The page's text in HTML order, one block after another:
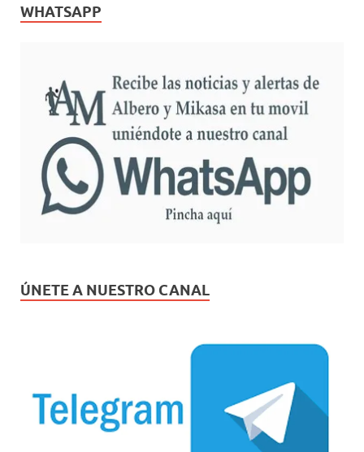
WHATSAPP
ÚNETE A NUESTRO CANAL